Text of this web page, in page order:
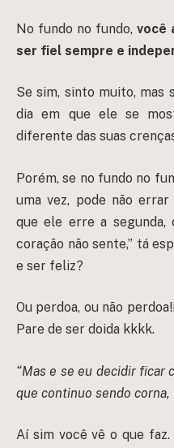
No fundo no fundo, você
ser fiel sempre e
Se sim, sinto muito, mas
dia em que ele se
diferente das suas
Porém, se no fundo no
uma vez, pode não errar
que ele erre a segunda,
coração não sente,” tá
e ser feliz?
Ou perdoa, ou não
Pare de ser doida kkkk.
“Mas e se eu decidir ficar
que continuo sendo corna,
Aí sim você vê o que